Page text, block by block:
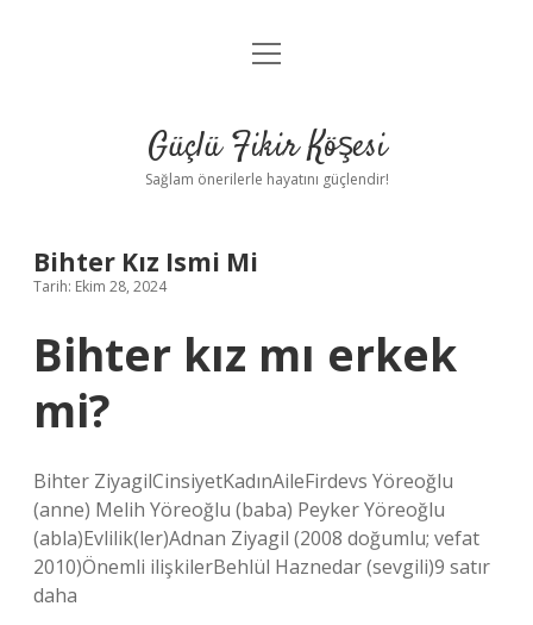
Anasayfa
Yasal Uyarı
menüyü
Güçlü Fikir Köşesi
Sağlam önerilerle hayatını güçlendir!
Bihter Kız Ismi Mi
Tarih: Ekim 28, 2024
Bihter kız mı erkek
mi?
Bihter ZiyagilCinsiyetKadınAileFirdevs Yöreoğlu
(anne) Melih Yöreoğlu (baba) Peyker Yöreoğlu
(abla)Evlilik(ler)Adnan Ziyagil (2008 doğumlu; vefat
2010)Önemli ilişkilerBehlül Haznedar (sevgili)9 satır
daha